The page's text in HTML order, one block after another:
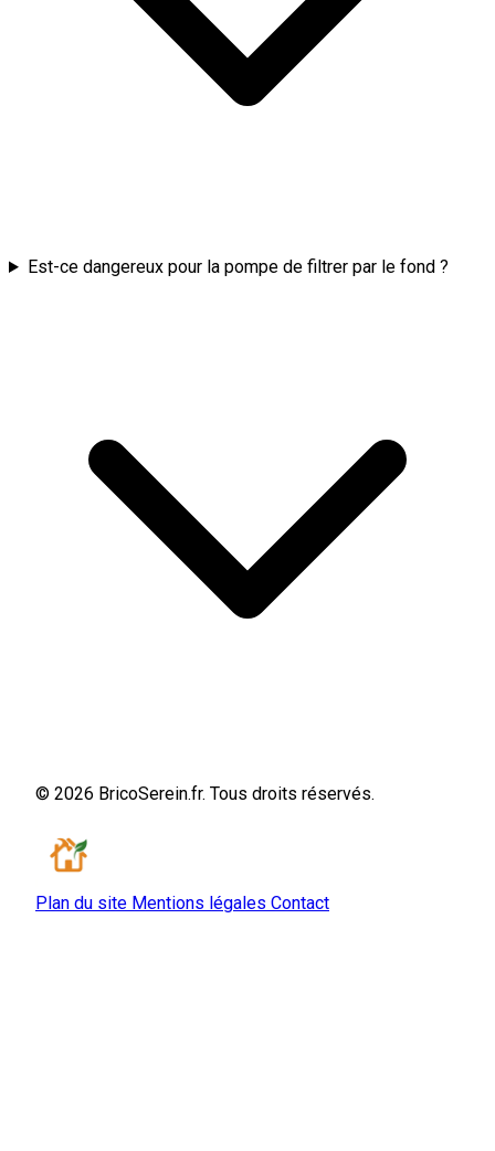
Est-ce dangereux pour la pompe de filtrer par le fond ?
© 2026 BricoSerein.fr. Tous droits réservés.
Plan du site Mentions légales Contact